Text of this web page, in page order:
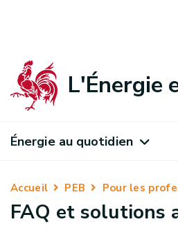
L'Énergie
Énergie au quotidien
Accueil PEB Pour les
FAQ et solutions